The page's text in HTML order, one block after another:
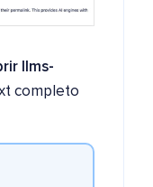
llms-
completo